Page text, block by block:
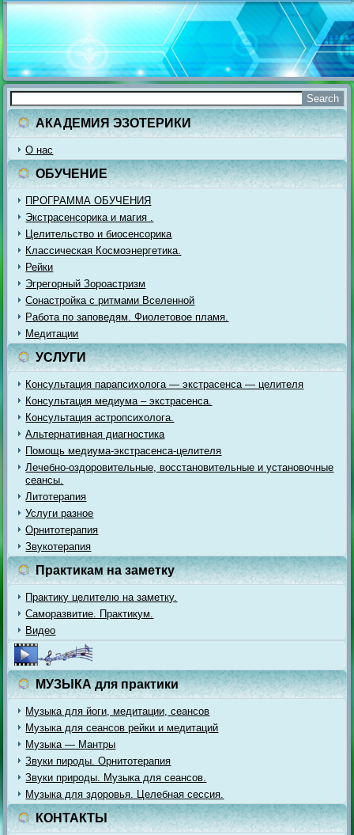
АКАДЕМИЯ ЭЗОТЕРИКИ
О нас
ОБУЧЕНИЕ
ПРОГРАММА ОБУЧЕНИЯ
Экстрасенсорика и магия .
Целительство и биосенсорика
Классическая Космоэнергетика.
Рейки
Эгрегорный Зороастризм
Сонастройка с ритмами Вселенной
Работа по заповедям. Фиолетовое пламя.
Медитации
УСЛУГИ
Консультация парапсихолога — экстрасенса — целителя
Консультация медиума – экстрасенса.
Консультация астропсихолога.
Альтернативная диагностика
Помощь медиума-экстрасенса-целителя
Лечебно-оздоровительные, восстановительные и установочные
сеансы.
Литотерапия
Услуги разное
Орнитотерапия
Звукотерапия
Практикам на заметку
Практику целителю на заметку.
Саморазвитие. Практикум.
Видео
МУЗЫКА для практики
Музыка для йоги, медитации, сеансов
Музыка для сеансов рейки и медитаций
Музыка — Мантры
Звуки пироды. Орнитотерапия
Звуки природы. Музыка для сеансов.
Музыка для здоровья. Целебная сессия.
КОНТАКТЫ